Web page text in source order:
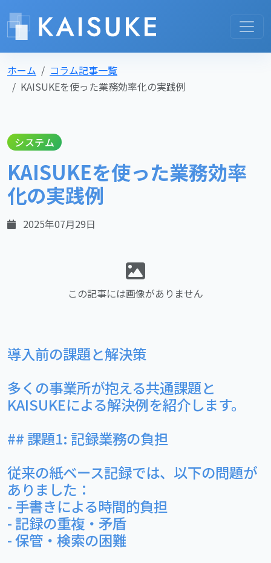
ホーム
コラム記事一覧
KAISUKEを使った業務効率化の実践例
システム
KAISUKEを使った業務効率
化の実践例
2025年07月29日
この記事には画像がありません
導入前の課題と解決策
多くの事業所が抱える共通課題と
KAISUKEによる解決例を紹介します。
## 課題1: 記録業務の負担
従来の紙ベース記録では、以下の問題が
ありました：
- 手書きによる時間的負担
- 記録の重複・矛盾
- 保管・検索の困難